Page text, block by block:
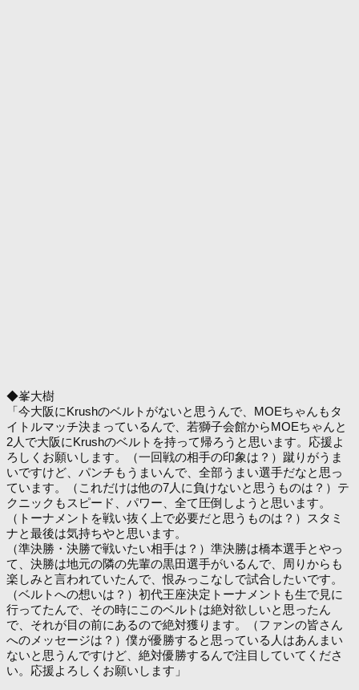
◆峯大樹
「今大阪にKrushのベルトがないと思うんで、MOEちゃんもタ
イトルマッチ決まっているんで、若獅子会館からMOEちゃんと
2人で大阪にKrushのベルトを持って帰ろうと思います。応援よ
ろしくお願いします。（一回戦の相手の印象は？）蹴りがうま
いですけど、パンチもうまいんで、全部うまい選手だなと思っ
ています。（これだけは他の7人に負けないと思うものは？）テ
クニックもスピード、パワー、全て圧倒しようと思います。
（トーナメントを戦い抜く上で必要だと思うものは？）スタミ
ナと最後は気持ちやと思います。
（準決勝・決勝で戦いたい相手は？）準決勝は橋本選手とやっ
て、決勝は地元の隣の先輩の黒田選手がいるんで、周りからも
楽しみと言われていたんで、恨みっこなしで試合したいです。
（ベルトへの想いは？）初代王座決定トーナメントも生で見に
行ってたんで、その時にこのベルトは絶対欲しいと思ったん
で、それが目の前にあるので絶対獲ります。（ファンの皆さん
へのメッセージは？）僕が優勝すると思っている人はあんまい
ないと思うんですけど、絶対優勝するんで注目していてくださ
い。応援よろしくお願いします」